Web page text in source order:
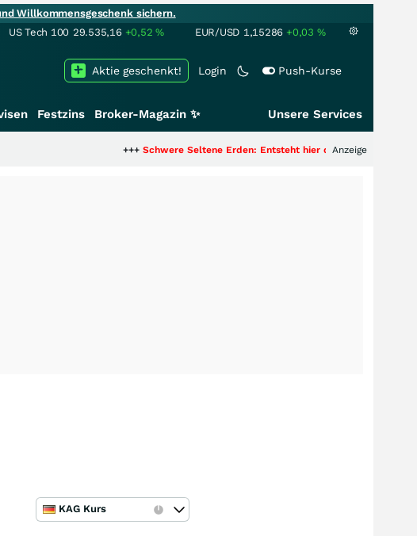
Willkommensgeschenk sichern.
US Tech 100 29.535,16 +0,52% EUR/USD 1,15286 +0,03 %
Login Push-Kurse
Aktie geschenkt!
Festzins Broker-Magazin ✨ Unsere Services
Schwere Seltene Erden: Entsteht hier die nächste Milliardenstory?
Anzeige
KAG Kurs